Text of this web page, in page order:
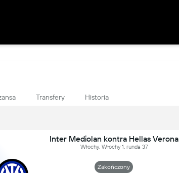
Transfery Historia
Inter Mediolan kontra Hellas Verona
Włochy, Włochy 1, runda 37
Zakończony